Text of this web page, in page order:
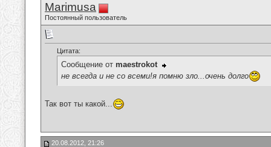
Marimusa
Постоянный пользователь
Цитата:
Сообщение от maestrokot
не всегда и не со всеми!я помню зло...очень долго
Так вот ты какой...
20.08.2012, 21:26